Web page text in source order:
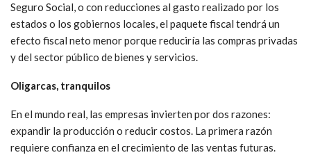
Seguro Social, o con reducciones al gasto realizado por los
estados o los gobiernos locales, el paquete fiscal tendrá un
efecto fiscal neto menor porque reduciría las compras privadas
y del sector público de bienes y servicios.
Oligarcas, tranquilos
En el mundo real, las empresas invierten por dos razones:
expandir la producción o reducir costos. La primera razón
requiere confianza en el crecimiento de las ventas futuras.